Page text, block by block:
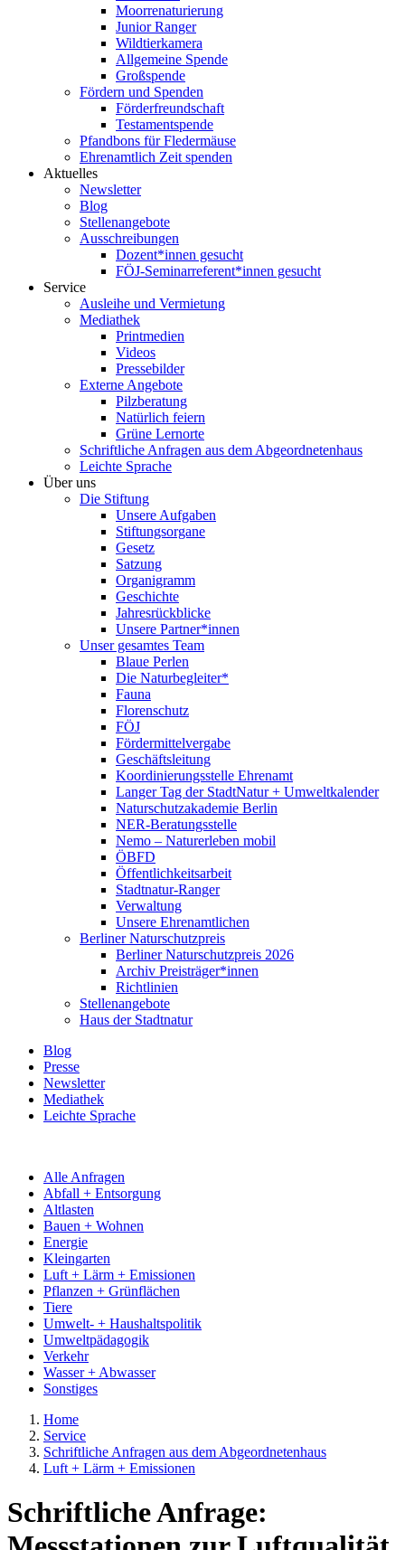
Moorrenaturierung
Junior Ranger
Wildtierkamera
Allgemeine Spende
Großspende
Fördern und Spenden
Förderfreundschaft
Testamentspende
Pfandbons für Fledermäuse
Ehrenamtlich Zeit spenden
Aktuelles
Newsletter
Blog
Stellenangebote
Ausschreibungen
Dozent*innen gesucht
FÖJ-Seminarreferent*innen gesucht
Service
Ausleihe und Vermietung
Mediathek
Printmedien
Videos
Pressebilder
Externe Angebote
Pilzberatung
Natürlich feiern
Grüne Lernorte
Schriftliche Anfragen aus dem Abgeordnetenhaus
Leichte Sprache
Über uns
Die Stiftung
Unsere Aufgaben
Stiftungsorgane
Gesetz
Satzung
Organigramm
Geschichte
Jahresrückblicke
Unsere Partner*innen
Unser gesamtes Team
Blaue Perlen
Die Naturbegleiter*
Fauna
Florenschutz
FÖJ
Fördermittelvergabe
Geschäftsleitung
Koordinierungsstelle Ehrenamt
Langer Tag der StadtNatur + Umweltkalender
Naturschutzakademie Berlin
NER-Beratungsstelle
Nemo – Naturerleben mobil
ÖBFD
Öffentlichkeitsarbeit
Stadtnatur-Ranger
Verwaltung
Unsere Ehrenamtlichen
Berliner Naturschutzpreis
Berliner Naturschutzpreis 2026
Archiv Preisträger*innen
Richtlinien
Stellenangebote
Haus der Stadtnatur
Blog
Presse
Newsletter
Mediathek
Leichte Sprache
Alle Anfragen
Abfall + Entsorgung
Altlasten
Bauen + Wohnen
Energie
Kleingarten
Luft + Lärm + Emissionen
Pflanzen + Grünflächen
Tiere
Umwelt- + Haushaltspolitik
Umweltpädagogik
Verkehr
Wasser + Abwasser
Sonstiges
Home
Service
Schriftliche Anfragen aus dem Abgeordnetenhaus
Luft + Lärm + Emissionen
Schriftliche Anfrage: